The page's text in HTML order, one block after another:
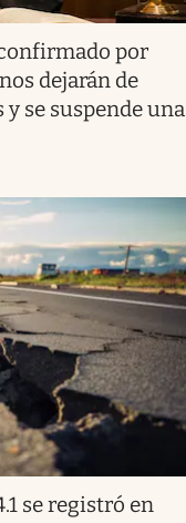
por
dejarán de
se suspende una
se registró en